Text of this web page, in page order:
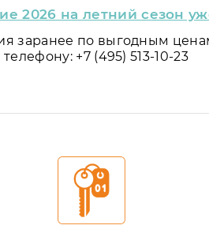
2026 на летний сезон
заранее по выгодным
+7 (495) 513-10-23